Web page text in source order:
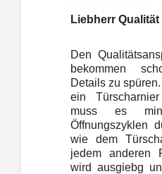
Liebherr Qualität
Den
bekommen
Details zu
ein
muss es
Öffnungszyklen
wie dem
jedem anderen
wird ausgiebg